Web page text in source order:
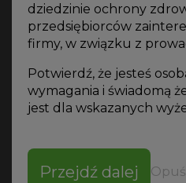
Katalog
SORTUJ WG
dziedzinie ochrony
przedsiębiorców
firmy, w związku z
Potwierdź, że jesteś
wymagania i świadomą
jest dla wskazanych
Przejdź dalej